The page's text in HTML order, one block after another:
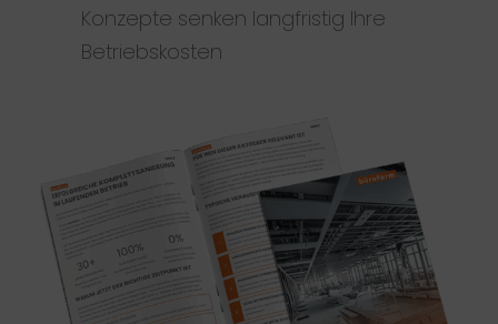
Konzepte senken langfristig Ihre
Betriebskosten